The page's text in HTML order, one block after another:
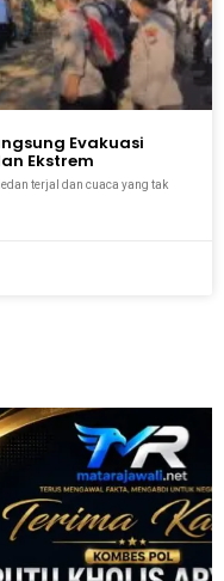
Evakuasi
Ekstrem
terjal dan cuaca yang tak